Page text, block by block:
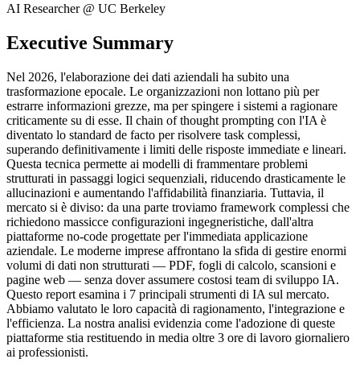
AI Researcher @ UC Berkeley
Executive Summary
Nel 2026, l'elaborazione dei dati aziendali ha subito una
trasformazione epocale. Le organizzazioni non lottano più per
estrarre informazioni grezze, ma per spingere i sistemi a ragionare
criticamente su di esse. Il chain of thought prompting con l'IA è
diventato lo standard de facto per risolvere task complessi,
superando definitivamente i limiti delle risposte immediate e lineari.
Questa tecnica permette ai modelli di frammentare problemi
strutturati in passaggi logici sequenziali, riducendo drasticamente le
allucinazioni e aumentando l'affidabilità finanziaria. Tuttavia, il
mercato si è diviso: da una parte troviamo framework complessi che
richiedono massicce configurazioni ingegneristiche, dall'altra
piattaforme no-code progettate per l'immediata applicazione
aziendale. Le moderne imprese affrontano la sfida di gestire enormi
volumi di dati non strutturati — PDF, fogli di calcolo, scansioni e
pagine web — senza dover assumere costosi team di sviluppo IA.
Questo report esamina i 7 principali strumenti di IA sul mercato.
Abbiamo valutato le loro capacità di ragionamento, l'integrazione e
l'efficienza. La nostra analisi evidenzia come l'adozione di queste
piattaforme stia restituendo in media oltre 3 ore di lavoro giornaliero
ai professionisti.